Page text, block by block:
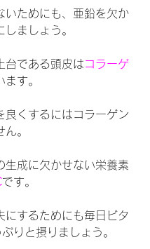
いためにも、亜鉛を欠か
しましょう。
台である頭皮はコラーゲ
ます。
良くするにはコラーゲン
。
生成に欠かせない栄養素
です。
にするためにも毎日ビタ
りと摂りましょう。